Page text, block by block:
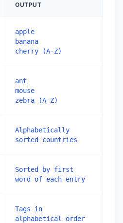
OUTPUT
apple
banana
cherry (A-Z)
ant
mouse
zebra (A-Z)
Alphabetically
sorted countries
Sorted by first
word of each entry
Tags in
alphabetical order